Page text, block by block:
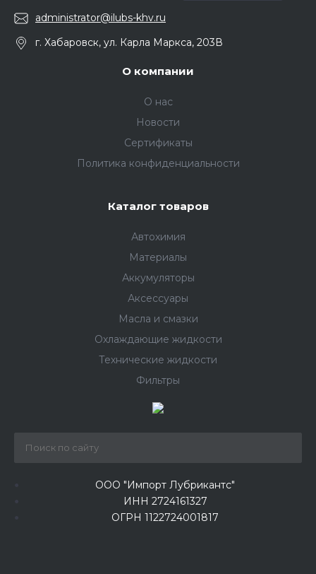
administrator@ilubs-khv.ru
г. Хабаровск, ул. Карла Маркса, 203В
О компании
О нас
Новости
Сертификаты
Политика конфиденциальности
Каталог товаров
Автохимия
Материалы
Аккумуляторы
Аксессуары
Масла и смазки
Охлаждающие жидкости
Технические жидкости
Фильтры
ООО "Импорт Лубрикантс"
ИНН 2724161327
ОГРН 1122724001817